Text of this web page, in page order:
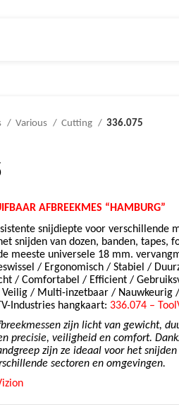
Various Cutting 336.075
AFBREEKMES “HAMBURG”
snijdiepte voor verschillende
snijden van dozen, banden, tapes,
meeste universele 18 mm.
/ Ergonomisch / Stabiel /
/ Comfortabel / Efficient /
/ Multi-inzetbaar / Nauwkeurig /
Industries hangkaart: 336.074 –
zijn licht van gewicht,
precisie, veiligheid en comfort.
zijn ze ideaal voor het
sectoren en omgevingen.